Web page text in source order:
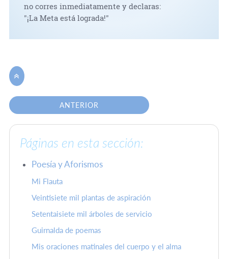
no corres inmediatamente y declaras:
"¡La Meta está lograda!"

ANTERIOR
Páginas en esta sección:
Poesía y Aforismos
Mi Flauta
Veintisiete mil plantas de aspiración
Setentaisiete mil árboles de servicio
Guirnalda de poemas
Mis oraciones matinales del cuerpo y el alma